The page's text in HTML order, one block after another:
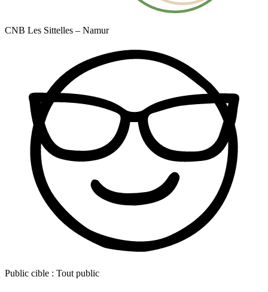
CNB Les Sittelles – Namur
Public cible : Tout public